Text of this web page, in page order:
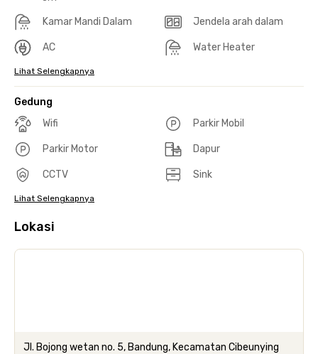
Kamar Mandi Dalam Jendela arah dalam
AC Water Heater
Lihat Selengkapnya
Gedung
Wifi
Parkir Mobil
Parkir Motor Dapur
CCTV Sink
Lihat Selengkapnya
Lokasi
Jl. Bojong wetan no. 5, Bandung, Kecamatan Cibeunying